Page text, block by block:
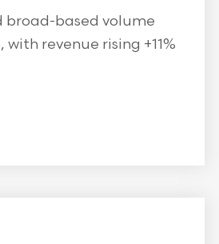
broad-based volume
with revenue rising +11%